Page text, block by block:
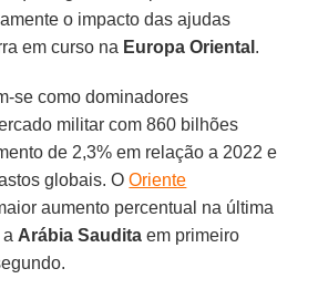
o impacto das ajudas
em curso na Europa Oriental .
se como dominadores
militar com 860 bilhões
de 2,3% em relação a 2022 e
globais. OOriente
aumento percentual na última
Arábia Saudita em primeiro